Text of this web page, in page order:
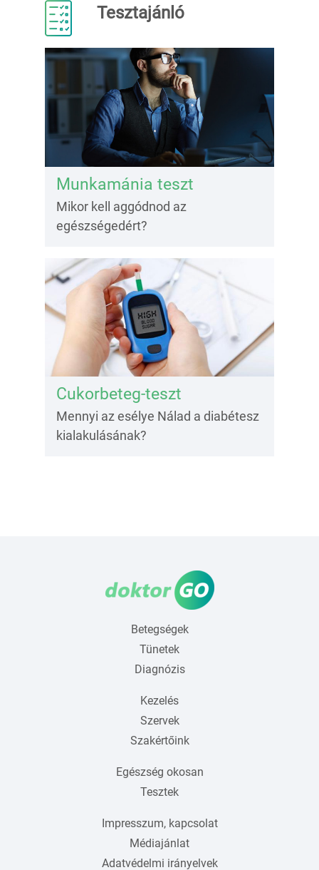
Tesztajánló
Munkamánia teszt
Mikor kell aggódnod az
egészségedért?
Cukorbeteg-teszt
Mennyi az esélye Nálad a diabétesz
kialakulásának?
Betegségek
Tünetek
Diagnózis
Kezelés
Szervek
Szakértőink
Egészség okosan
Tesztek
Impresszum, kapcsolat
Médiajánlat
Adatvédelmi irányelvek